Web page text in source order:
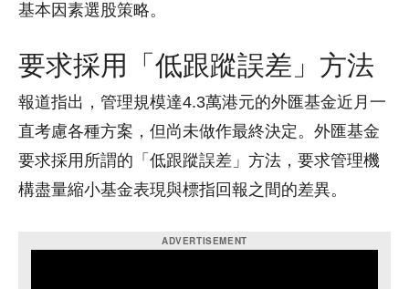
基本因素選股策略。
要求採用「低跟蹤誤差」方法
報道指出，管理規模達4.3萬港元的外匯基金近月一
直考慮各種方案，但尚未做作最終決定。外匯基金
要求採用所謂的「低跟蹤誤差」方法，要求管理機
構盡量縮小基金表現與標指回報之間的差異。